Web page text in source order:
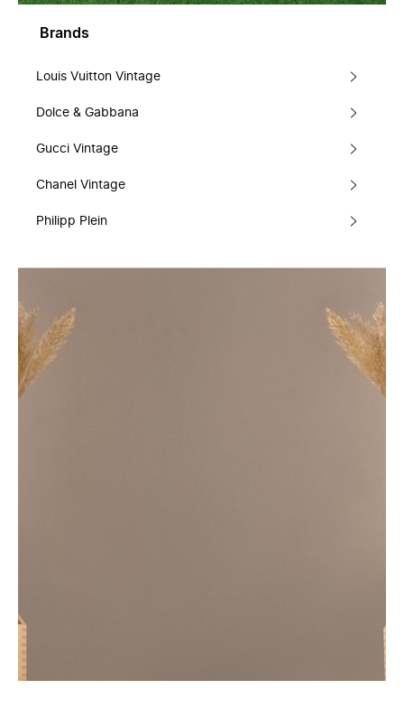
Brands
Louis Vuitton Vintage
Dolce & Gabbana
Gucci Vintage
Chanel Vintage
Philipp Plein